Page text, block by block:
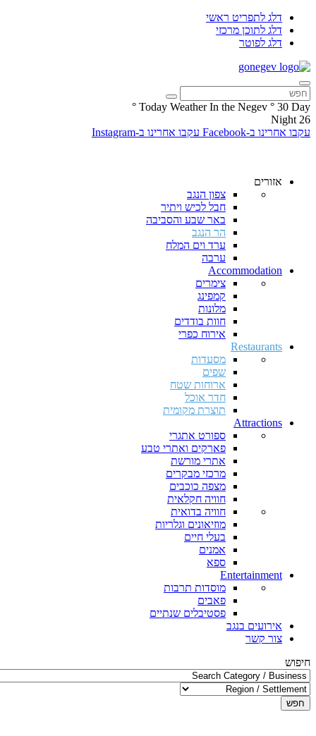
דלג לתפריט ראשי
דלג לתוכן מרכזי
דלג לפוטר
Today Weather In the Negev ° 30 Day
°
26
Night
עקבו אחרינו ב-Facebook
עקבו אחרינו ב-Instagram
אזורים
צפון הנגב
חבל לכיש ויתיר
באר שבע והסביבה
הר הנגב
ערד וים המלח
ערבה
Accommodation
צימרים
קמפינג
מלונות
חוות בודדים
אירוח כפרי
Restaurants
מסעדות
שפים
ארוחות שטח
חדר אוכל
תוצרת מקומית
Attractions
ספורט אתגרי
פארקים ואתרי טבע
אתרי מורשת
מרכזי מבקרים
מצפה כוכבים
חוויה חקלאית
חוויה בדואית
מוזיאונים וגלריות
בעלי חיים
אמנים
ספא
Entertainment
מוסדות תרבות
פאבים
פסטיבלים שנתיים
אירועים בנגב
צור קשר
חיפוש
חפש